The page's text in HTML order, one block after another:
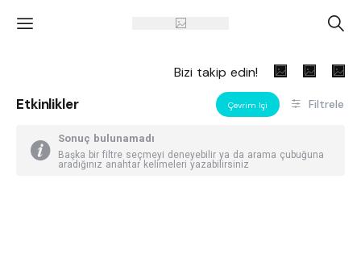
' A
Bizi takip edin!
Etkinlikler Çevrim Içi Filtrele
Sonuç bulunamadı
Başka bir filtre seçmeyi deneyebilir ya da arama çubuğuna
aradığınız anahtar kelimeleri yazabilirsiniz